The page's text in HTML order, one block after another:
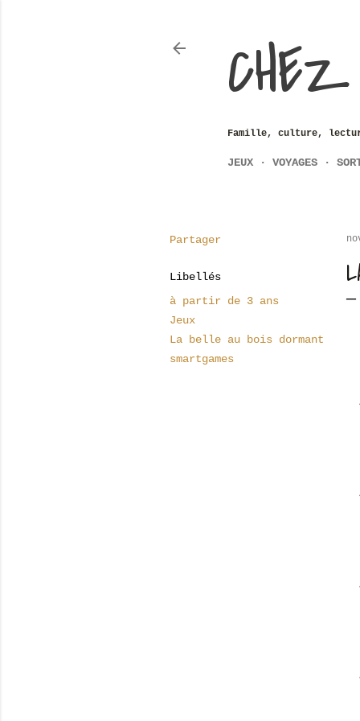
Famille, culture,
JEUX VOYAGES
Partager
Libellés
à partir de 3 ans
Jeux
La belle au bois dormant
smartgames